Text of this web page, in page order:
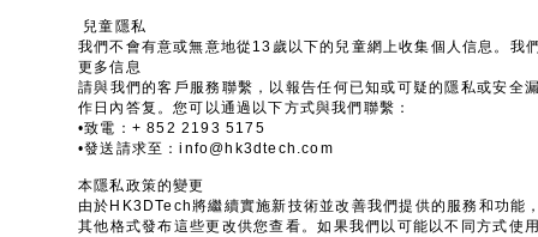
兒童隱私
我們不會有意或無意地從13歲以下的兒童網上收集個人信息。我
更多信息
請與我們的客戶服務聯繫，以報告任何已知或可疑的隱私或安全
作日內答复。您可以通過以下方式與我們聯繫：
•致電：+ 852 2193 5175
•發送請求至：info@hk3dtech.com
本隱私政策的變更
由於HK3DTech將繼續實施新技術並改善我們提供的服務和功能
其他格式發布這些更改供您查看。如果我們以可能以不同方式使